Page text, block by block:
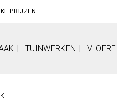
PRIJZEN
TUINWERKEN